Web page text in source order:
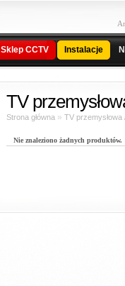
Sklep CCTV Instalacje
TV
Strona główna » TV przemysłowa
Nie znaleziono żadnych produktów.